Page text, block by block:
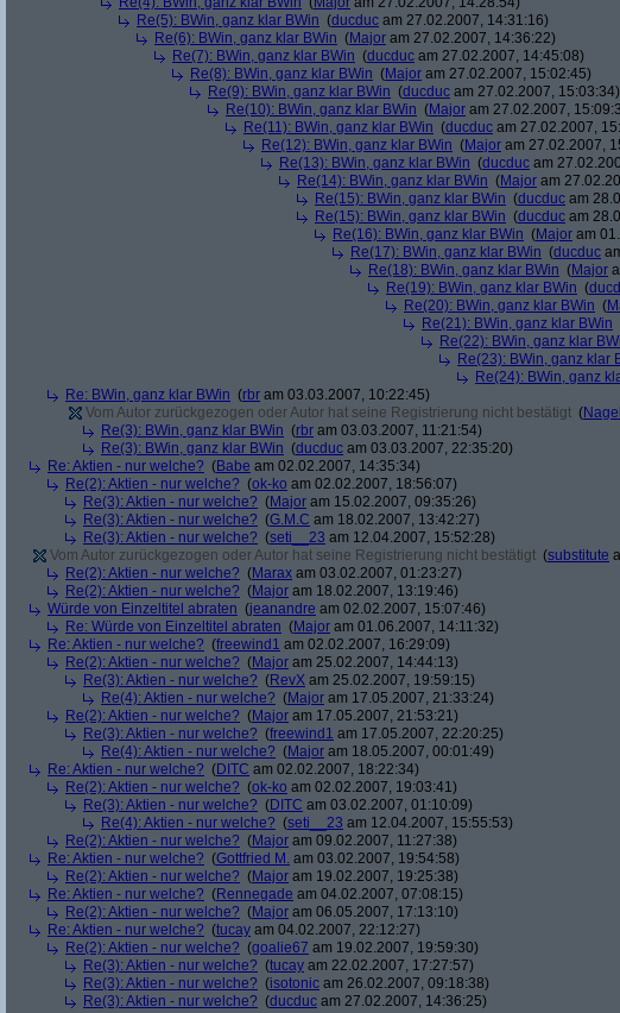
Re(5): BWin, ganz klar BWin (ducduc am 27.02.2007, 14:31:16)
Re(6): BWin, ganz klar BWin (Major am 27.02.2007, 14:36:22)
Re(7): BWin, ganz klar BWin (ducduc am 27.02.2007, 14:45:08)
Re(8): BWin, ganz klar BWin (Major am 27.02.2007, 15:02:45)
Re(9): BWin, ganz klar BWin (ducduc am 27.02.2007, 15:03:34)
Re(10): BWin, ganz klar BWin (Major am 27.02.2007,
Re(11): BWin, ganz klar BWin (ducduc am 27.02.2007,
Re(12): BWin, ganz klar BWin (Major am 27.02.2007,
Re(13): BWin, ganz klar BWin (ducduc am
Re(14): BWin, ganz klar BWin (Major am
Re(15): BWin, ganz klar BWin (ducduc am
Re(15): BWin, ganz klar BWin (ducduc am
Re(16): BWin, ganz klar BWin (Major am
Re(17): BWin, ganz klar BWin (ducduc
Re(18): BWin, ganz klar BWin (Major
Re(19): BWin, ganz klar BWin (
Re(20): BWin, ganz klar BWin (
Re(21): BWin, ganz klar BWin
Re(22): BWin, ganz klar
Re(23): BWin, ganz klar
Re(24): BWin, ganz
Re: BWin, ganz klar BWin (rbr am 03.03.2007, 10:22:45)
Vom Autor zurückgezogen oder Autor hat seine Registrierung nicht bestätigt (
Re(3): BWin, ganz klar BWin (rbr am 03.03.2007, 11:21:54)
Re(3): BWin, ganz klar BWin (ducduc am 03.03.2007, 22:35:20)
Re: Aktien - nur welche? (Babe am 02.02.2007, 14:35:34)
Re(2): Aktien - nur welche? (ok-ko am 02.02.2007, 18:56:07)
Re(3): Aktien - nur welche? (Major am 15.02.2007, 09:35:26)
Re(3): Aktien - nur welche? (G.M.C am 18.02.2007, 13:42:27)
Re(3): Aktien - nur welche? (seti__23 am 12.04.2007, 15:52:28)
Vom Autor zurückgezogen oder Autor hat seine Registrierung nicht bestätigt (substitute
Re(2): Aktien - nur welche? (Marax am 03.02.2007, 01:23:27)
Re(2): Aktien - nur welche? (Major am 18.02.2007, 13:19:46)
Würde von Einzeltitel abraten (jeanandre am 02.02.2007, 15:07:46)
Re: Würde von Einzeltitel abraten (Major am 01.06.2007, 14:11:32)
Re: Aktien - nur welche? (freewind1 am 02.02.2007, 16:29:09)
Re(2): Aktien - nur welche? (Major am 25.02.2007, 14:44:13)
Re(3): Aktien - nur welche? (RevX am 25.02.2007, 19:59:15)
Re(4): Aktien - nur welche? (Major am 17.05.2007, 21:33:24)
Re(2): Aktien - nur welche? (Major am 17.05.2007, 21:53:21)
Re(3): Aktien - nur welche? (freewind1 am 17.05.2007, 22:20:25)
Re(4): Aktien - nur welche? (Major am 18.05.2007, 00:01:49)
Re: Aktien - nur welche? (DITC am 02.02.2007, 18:22:34)
Re(2): Aktien - nur welche? (ok-ko am 02.02.2007, 19:03:41)
Re(3): Aktien - nur welche? (DITC am 03.02.2007, 01:10:09)
Re(4): Aktien - nur welche? (seti__23 am 12.04.2007, 15:55:53)
Re(2): Aktien - nur welche? (Major am 09.02.2007, 11:27:38)
Re: Aktien - nur welche? (Gottfried M. am 03.02.2007, 19:54:58)
Re(2): Aktien - nur welche? (Major am 19.02.2007, 19:25:38)
Re: Aktien - nur welche? (Rennegade am 04.02.2007, 07:08:15)
Re(2): Aktien - nur welche? (Major am 06.05.2007, 17:13:10)
Re: Aktien - nur welche? (tucay am 04.02.2007, 22:12:27)
Re(2): Aktien - nur welche? (goalie67 am 19.02.2007, 19:59:30)
Re(3): Aktien - nur welche? (tucay am 22.02.2007, 17:27:57)
Re(3): Aktien - nur welche? (isotonic am 26.02.2007, 09:18:38)
Re(3): Aktien - nur welche? (ducduc am 27.02.2007, 14:36:25)